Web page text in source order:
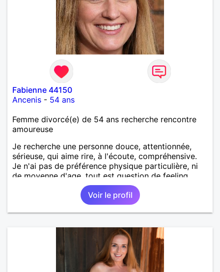
Fabienne 44150
Ancenis - 54 ans
Femme divorcé(e) de 54 ans recherche rencontre
amoureuse
Je recherche une personne douce, attentionnée,
sérieuse, qui aime rire, à l'écoute, compréhensive.
Je n'ai pas de préférence physique particulière, ni
de moyenne d'age, tout est question de feeling.
Voir le profil